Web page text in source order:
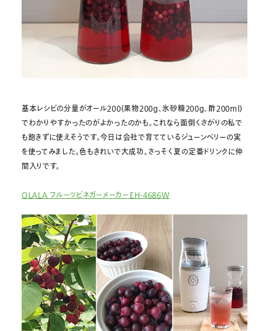
基本レシピの分量がオール200(果物200g、氷砂糖200g、酢200ml)
でわかりやすかったのがよかったのかも。これなら面倒くさがりの私で
も飽きずに使えそうです。今日は会社で育てているジューンベリーの実
を使ってみました。色もきれいで大成功。さっそく夏の定番ドリンクに仲
間入りです。
OLALA フルーツビネガーメーカーEH-4686W